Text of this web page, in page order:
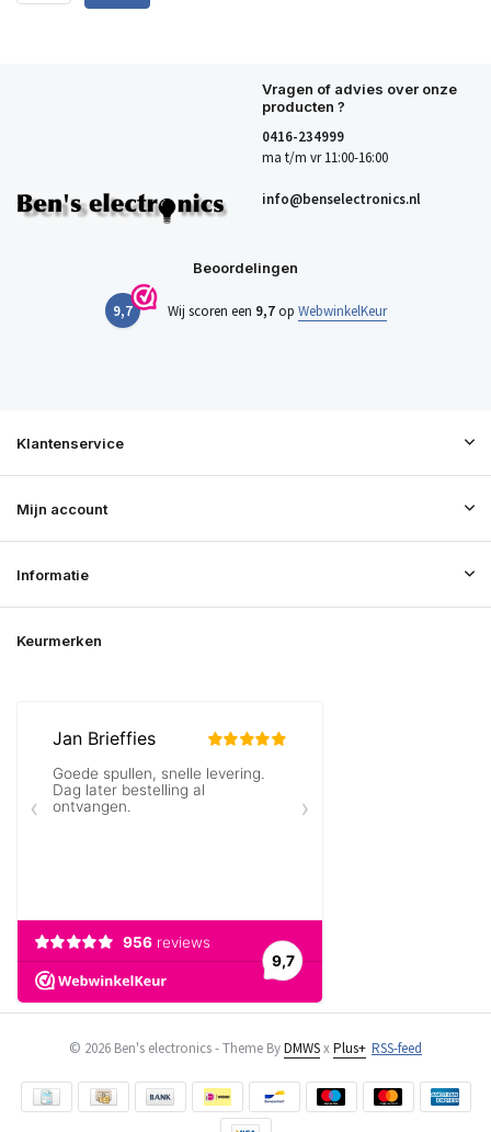
Vragen of advies over onze
producten ?
0416-234999
ma t/m vr 11:00-16:00
info@benselectronics.nl
Beoordelingen
9,7 Wij scoren een 9,7op WebwinkelKeur
Klantenservice
Mijn account
Informatie
Keurmerken
© 2026 Ben's electronics - Theme ByDMWSxPlus+ RSS-feed